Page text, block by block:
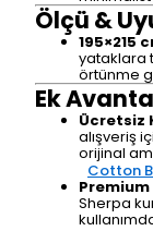
Ölçü &
195×215
yataklara
örtünme
Ek
Ücretsiz
alışveriş
orijinal
Cotton
Premium
Sherpa